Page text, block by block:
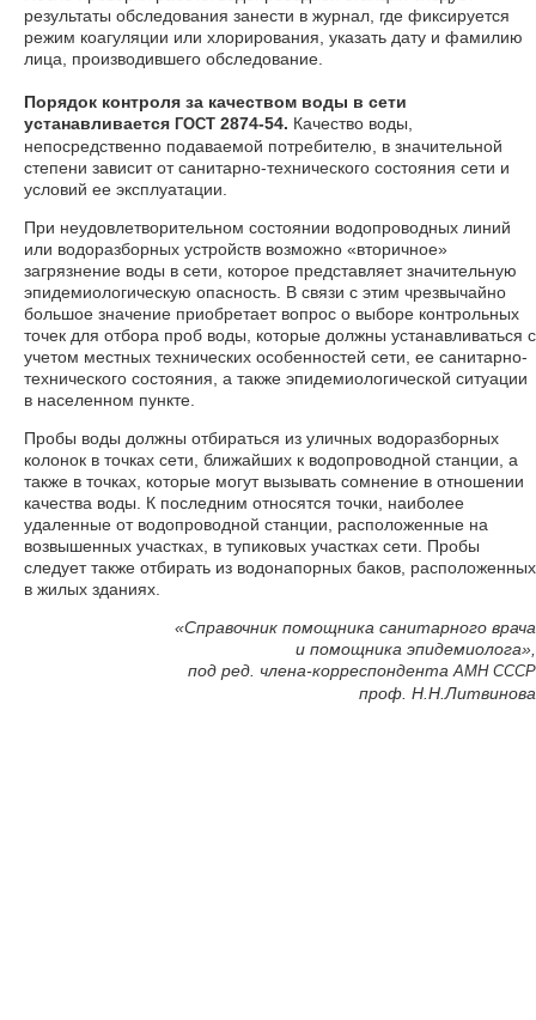
результаты обследования занести в журнал, где фиксируется
режим коагуляции или хлорирования, указать дату и фамилию
лица, производившего обследование.
Порядок контроля за качеством воды в сети
устанавливается ГОСТ 2874-54. Качество воды,
непосредственно подаваемой потребителю, в значительной
степени зависит от санитарно-технического состояния сети и
условий ее эксплуатации.
При неудовлетворительном состоянии водопроводных линий
или водоразборных устройств возможно «вторичное»
загрязнение воды в сети, которое представляет значительную
эпидемиологическую опасность. В связи с этим чрезвычайно
большое значение приобретает вопрос о выборе контрольных
точек для отбора проб воды, которые должны устанавливаться с
учетом местных технических особенностей сети, ее санитарно-
технического состояния, а также эпидемиологической ситуации
в населенном пункте.
Пробы воды должны отбираться из уличных водоразборных
колонок в точках сети, ближайших к водопроводной станции, а
также в точках, которые могут вызывать сомнение в отношении
качества воды. К последним относятся точки, наиболее
удаленные от водопроводной станции, расположенные на
возвышенных участках, в тупиковых участках сети. Пробы
следует также отбирать из водонапорных баков, расположенных
в жилых зданиях.
«Справочник помощника санитарного врача
и помощника эпидемиолога»,
под ред. члена-корреспондента АМН СССР
проф. Н.Н.Литвинова